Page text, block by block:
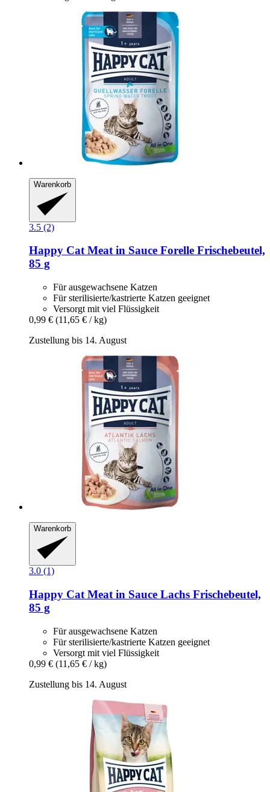
Warenkorb
3.5 (2)
Happy CatMeat in Sauce Forelle Frischebeutel,
85 g
Für ausgewachsene Katzen
Für sterilisierte/kastrierte Katzen geeignet
Versorgt mit viel Flüssigkeit
0,99 € (11,65 € / kg)
Zustellung bis 14. August
Warenkorb
3.0 (1)
Happy Cat Meat in Sauce Lachs Frischebeutel,
85 g
Für ausgewachsene Katzen
Für sterilisierte/kastrierte Katzen geeignet
Versorgt mit viel Flüssigkeit
0,99 € (11,65 € / kg)
Zustellung bis 14. August